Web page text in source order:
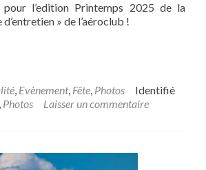
pour l’edition Printemps 2025 de la
» de l’aéroclub !
, Evènement, Fête, Photos
Identifié
, Photos Laisser un commentaire